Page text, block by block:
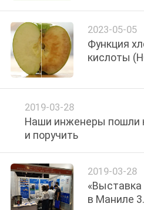
СЛУЧАИ
СПРОСИТЕ
ЦИТАТУ
COMPANY
NEWS
КАРТА
САЙТА
2023-05-05
Функция
кислоты
2019-03-28
Наши инженеры пошли
и поручить
2019-03-28
в Маниле